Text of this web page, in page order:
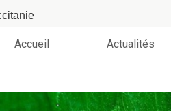
Accueil Actualités